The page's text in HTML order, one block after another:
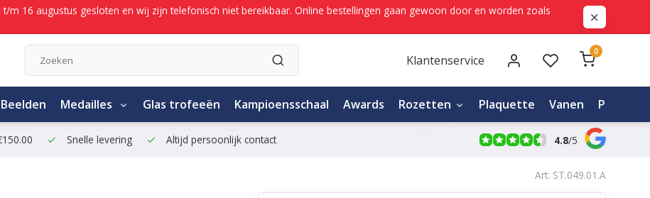
t/m 16 augustus gesloten en wij zijn telefonisch niet bereikbaar. Online bestellingen gaan gewoon door en worden zoals
Klantenservice
0
Beelden Medailles Glas trofeeën Kampioensschaal Awards Rozetten Plaquette Vanen
Snelle levering Altijd persoonlijk contact 4.8/5
Art: ST.049.01.A